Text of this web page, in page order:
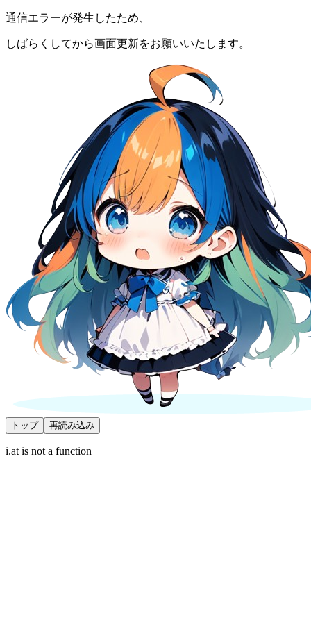
通信エラーが発生したため、
しばらくしてから画面更新をお願いいたします。
トップ 再読み込み
i.at is not a function